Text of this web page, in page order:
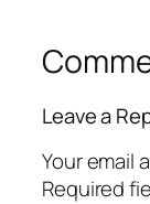
Leave a
Your email
Required